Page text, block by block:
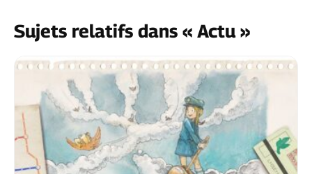
Sujets relatifs dans « Actu »